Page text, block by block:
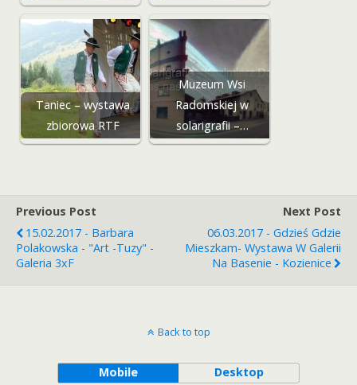
Taniec – wystawa
zbiorowa RTF
Muzeum Wsi
Radomskiej w
solarigrafii –…
Previous Post
15.02.2017 - Barbara
Polakowska - "Art -Tuzy" -
Galeria 3xF
Next Post
06.03.2017 - Gdzieś Gdzie
Mieszkam- Wystawa W Galerii
Na Basenie - Kozienice
Back to top
Mobile Desktop